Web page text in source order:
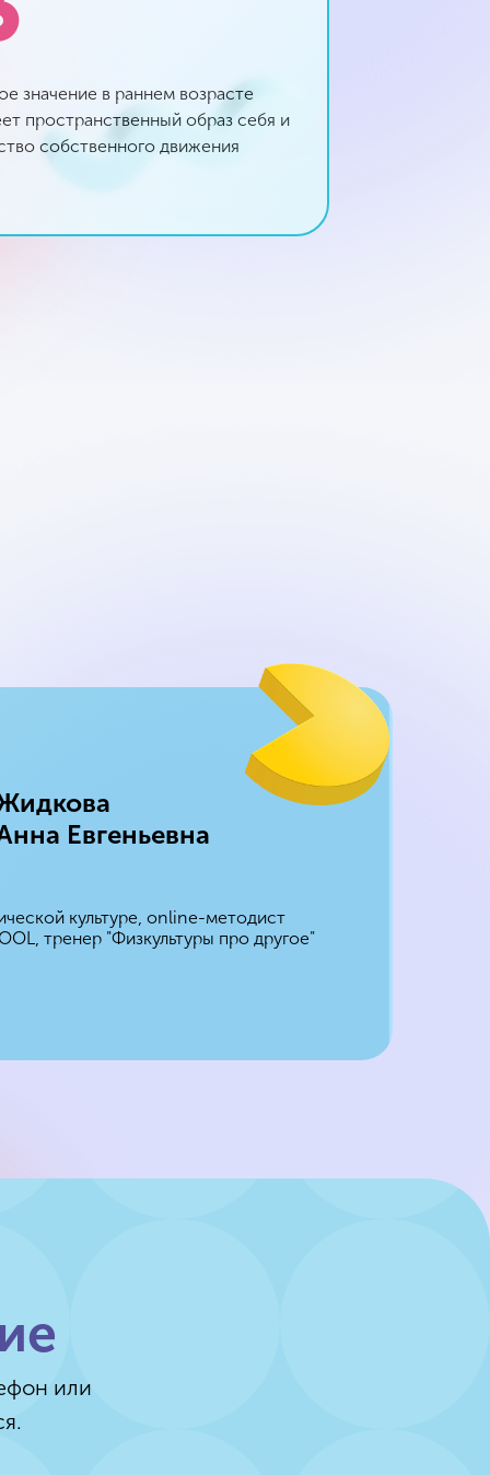
значение в раннем возрасте
пространственный образ себя и
собственного движения
Евгеньевна
культуре, online-методист
тренер "Физкультуры про другое"
или